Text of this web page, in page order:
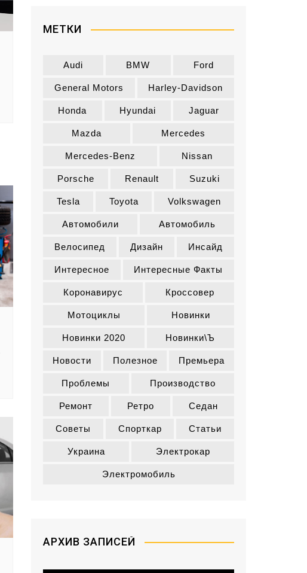
к
МЕТКИ
Audi BMW Ford
General Motors Harley-Davidson
Honda Hyundai Jaguar
Mazda Mercedes
Mercedes-Benz Nissan
Porsche Renault Suzuki
Tesla Toyota Volkswagen
Автомобили Автомобиль
Велосипед Дизайн Инсайд
Интересное Интересные Факты
Коронавирус Кроссовер
Мотоциклы Новинки
Новинки 2020 Новинки\ъ
Новости Полезное Премьера
Проблемы Производство
Ремонт Ретро Седан
Советы Спорткар Статьи
Украина Электрокар
Электромобиль
АРХИВ ЗАПИСЕЙ